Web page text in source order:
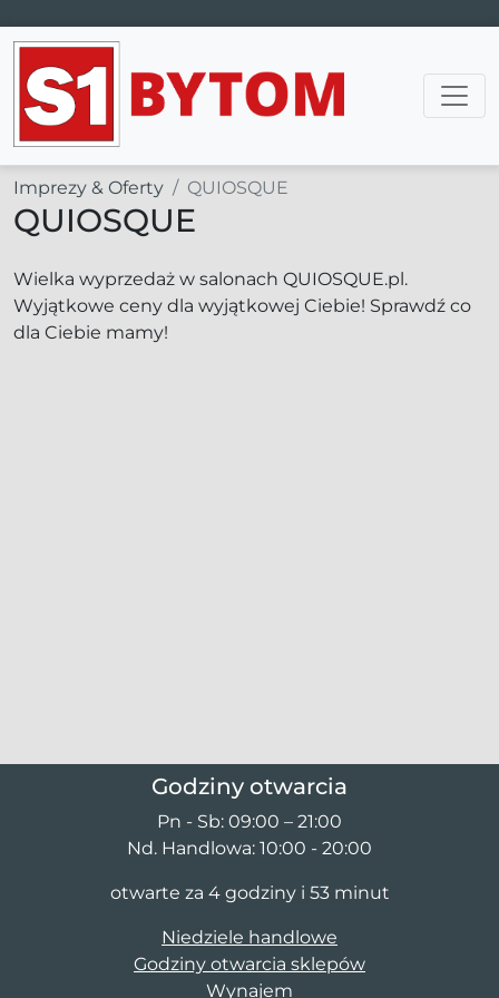
Main Navigation
Imprezy & Oferty QUIOSQUE
QUIOSQUE
Wielka wyprzedaż w salonach QUIOSQUE.pl.
Wyjątkowe ceny dla wyjątkowej Ciebie! Sprawdź co
dla Ciebie mamy!
Godziny otwarcia
Pn - Sb: 09:00 – 21:00
Nd. Handlowa: 10:00 - 20:00
otwarte za 4 godziny i 53 minut
Niedziele handlowe
Godziny otwarcia sklepów
Wynajem